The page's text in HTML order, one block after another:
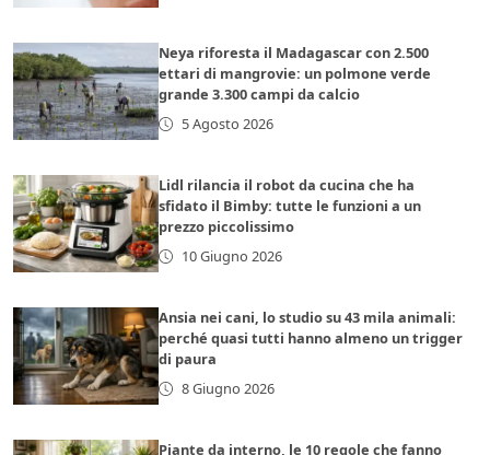
Neya riforesta il Madagascar con 2.500
ettari di mangrovie: un polmone verde
grande 3.300 campi da calcio
5 Agosto 2026
Lidl rilancia il robot da cucina che ha
sfidato il Bimby: tutte le funzioni a un
prezzo piccolissimo
10 Giugno 2026
Ansia nei cani, lo studio su 43 mila animali:
perché quasi tutti hanno almeno un trigger
di paura
8 Giugno 2026
Piante da interno, le 10 regole che fanno